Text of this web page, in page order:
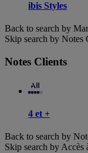
ibis Styles
Back to search by
Skip search by Notes
Notes Clients
4 et +
Back to search by
Skip search by Accès